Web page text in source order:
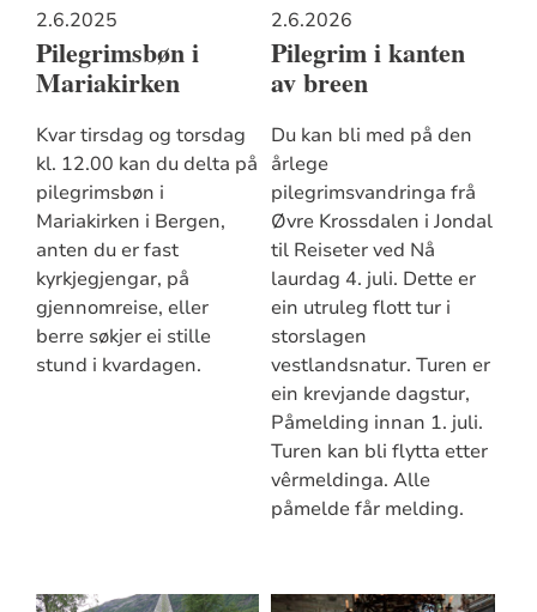
2.6.2025
Pilegrimsbøn i
Mariakirken
Kvar tirsdag og torsdag
kl. 12.00 kan du delta på
pilegrimsbøn i
Mariakirken i Bergen,
anten du er fast
kyrkjegjengar, på
gjennomreise, eller
berre søkjer ei stille
stund i kvardagen.
2.6.2026
Pilegrim i kanten
av breen
Du kan bli med på den
årlege
pilegrimsvandringa frå
Øvre Krossdalen i Jondal
til Reiseter ved Nå
laurdag 4. juli. Dette er
ein utruleg flott tur i
storslagen
vestlandsnatur. Turen er
ein krevjande dagstur,
Påmelding innan 1. juli.
Turen kan bli flytta etter
vêrmeldinga. Alle
påmelde får melding.